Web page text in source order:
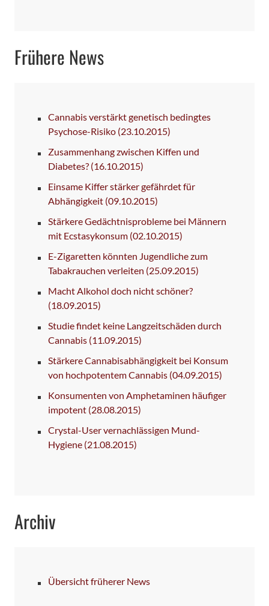
Frühere News
Cannabis verstärkt genetisch bedingtes
Psychose-Risiko (23.10.2015)
Zusammenhang zwischen Kiffen und
Diabetes? (16.10.2015)
Einsame Kiffer stärker gefährdet für
Abhängigkeit (09.10.2015)
Stärkere Gedächtnisprobleme bei Männern
mit Ecstasykonsum (02.10.2015)
E-Zigaretten könnten Jugendliche zum
Tabakrauchen verleiten (25.09.2015)
Macht Alkohol doch nicht schöner?
(18.09.2015)
Studie findet keine Langzeitschäden durch
Cannabis (11.09.2015)
Stärkere Cannabisabhängigkeit bei Konsum
von hochpotentem Cannabis (04.09.2015)
Konsumenten von Amphetaminen häufiger
impotent (28.08.2015)
Crystal-User vernachlässigen Mund-
Hygiene (21.08.2015)
Archiv
Übersicht früherer News